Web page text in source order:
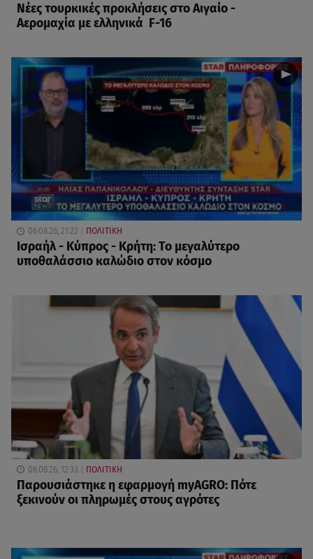
Νέες τουρκικές προκλήσεις στο Αιγαίο -
Αερομαχία με ελληνικά F-16
06.08.26, 21:22 ΠΟΛΙΤΙΚΗ
Ισραήλ - Κύπρος - Κρήτη: Το μεγαλύτερο
υποθαλάσσιο καλώδιο στον κόσμο
06.08.26, 12:33 ΠΟΛΙΤΙΚΗ
Παρουσιάστηκε η εφαρμογή myAGRO: Πότε
ξεκινούν οι πληρωμές στους αγρότες